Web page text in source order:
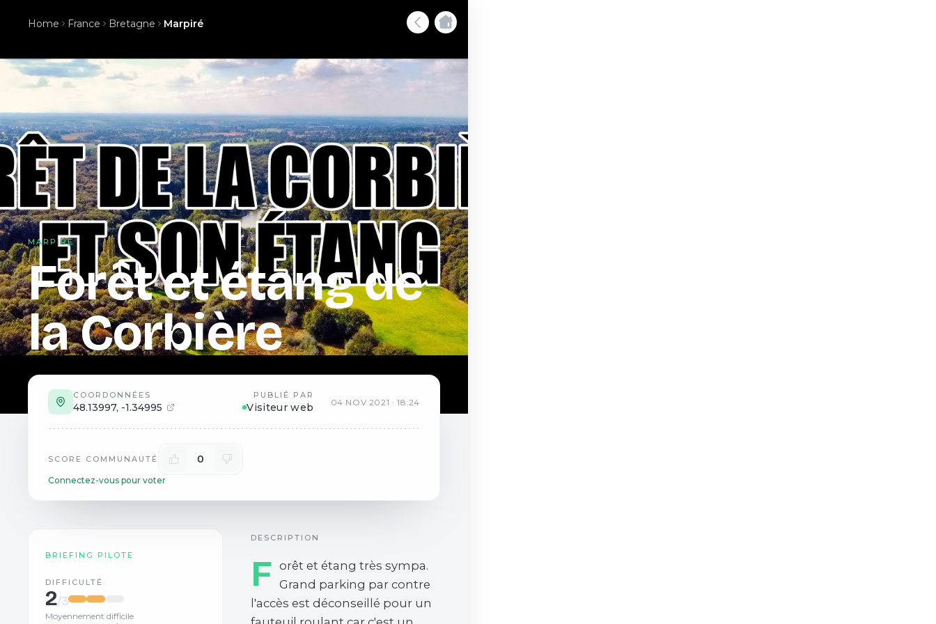
Home France Bretagne Marpiré
MARPIRÉ
Forêt et étang de
la Corbière
COORDONNÉES
48.13997, -1.34995
PUBLIÉ PAR
Visiteur web 04 NOV 2021 · 18:24
SCORE COMMUNAUTÉ 0
Connectez-vous pour voter
BRIEFING PILOTE
DIFFICULTÉ
2/3
Moyennement difficile
DESCRIPTION
F orêt et étang très sympa.
Grand parking par contre
l'accès est déconseillé pour un